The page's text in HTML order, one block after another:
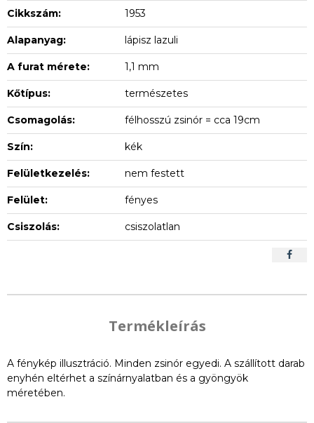
Cikkszám: 1953
Alapanyag: lápisz lazuli
A furat mérete: 1,1 mm
Kőtípus: természetes
Csomagolás: félhosszú zsinór = cca 19cm
Szín: kék
Felületkezelés: nem festett
Felület: fényes
Csiszolás: csiszolatlan
Termékleírás
A fénykép illusztráció. Minden zsinór egyedi. A szállított darab
enyhén eltérhet a színárnyalatban és a gyöngyök
méretében.